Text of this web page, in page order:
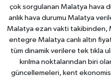
çok sorgulanan Malatya hava
anlık hava durumu Malatya
Malatya ezan vakti takibinden,
entegre Malatya canlı altın
tüm dinamik verilere tek tıkla
kırılma noktalarından biri
güncellemeleri, kent